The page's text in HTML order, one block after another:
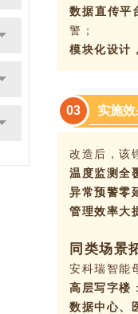
数据直传平
警；
模块化设计
03 实施效
改造后，该
温度监测全
异常预警零
管理效率大
同类场景
安科瑞智能
高层写字楼
数据中心、